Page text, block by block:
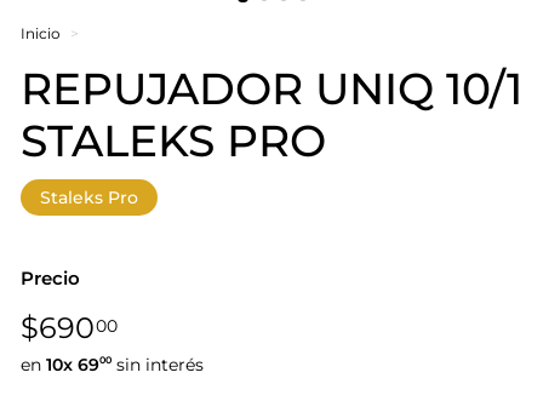
Inicio >
REPUJADOR UNIQ 10/1
STALEKS PRO
Staleks Pro
Precio
Precio
habitual
$69000$690,00
en 10x 6900 sin interés